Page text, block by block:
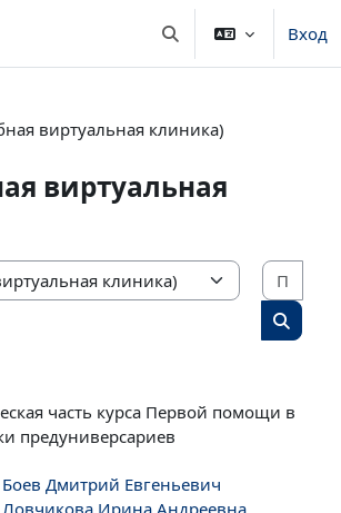
Изменить данныеВход
виртуальная клиника)
виртуальная
Поиск
часть курса Первой помощи в
предуниверсариев
Боев Дмитрий Евгеньевич
Ловчикова Ирина Андреевна